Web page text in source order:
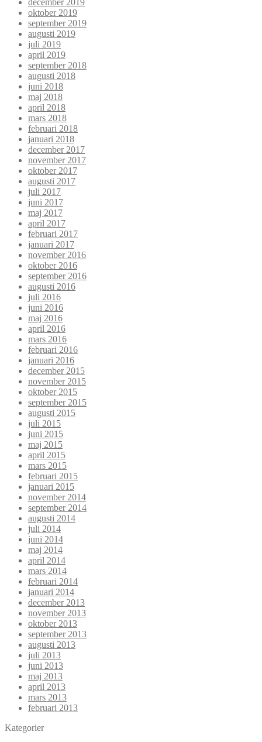
december 2019
oktober 2019
september 2019
augusti 2019
juli 2019
april 2019
september 2018
augusti 2018
juni 2018
maj 2018
april 2018
mars 2018
februari 2018
januari 2018
december 2017
november 2017
oktober 2017
augusti 2017
juli 2017
juni 2017
maj 2017
april 2017
februari 2017
januari 2017
november 2016
oktober 2016
september 2016
augusti 2016
juli 2016
juni 2016
maj 2016
april 2016
mars 2016
februari 2016
januari 2016
december 2015
november 2015
oktober 2015
september 2015
augusti 2015
juli 2015
juni 2015
maj 2015
april 2015
mars 2015
februari 2015
januari 2015
november 2014
september 2014
augusti 2014
juli 2014
juni 2014
maj 2014
april 2014
mars 2014
februari 2014
januari 2014
december 2013
november 2013
oktober 2013
september 2013
augusti 2013
juli 2013
juni 2013
maj 2013
april 2013
mars 2013
februari 2013
Kategorier